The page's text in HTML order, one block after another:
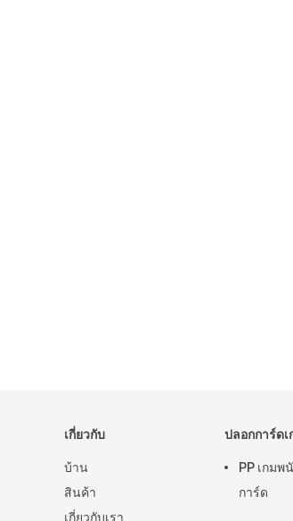
เกี่ยวกับ
บ้าน
สินค้า
เกี่ยวกับเรา
ปลอกการ์ดเ
PP เกม
การ์ด